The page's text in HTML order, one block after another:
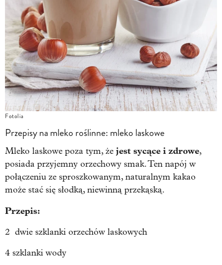
Fotolia
Przepisy na mleko roślinne: mleko laskowe
Mleko laskowe poza tym, że jest sycące i zdrowe,
posiada przyjemny orzechowy smak. Ten napój w
połączeniu ze sproszkowanym, naturalnym kakao
może stać się słodką, niewinną przekąską.
Przepis:
2 dwie szklanki orzechów laskowych
4 szklanki wody